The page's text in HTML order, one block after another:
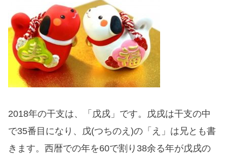
2018年の干支は、「戊戌」です。戊戌は干支の中
で35番目になり、戊(つちのえ)の「え」は兄とも書
きます。西暦での年を60で割り38余る年が戊戌の